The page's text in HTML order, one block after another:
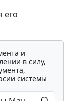
его
и
в силу,
системы